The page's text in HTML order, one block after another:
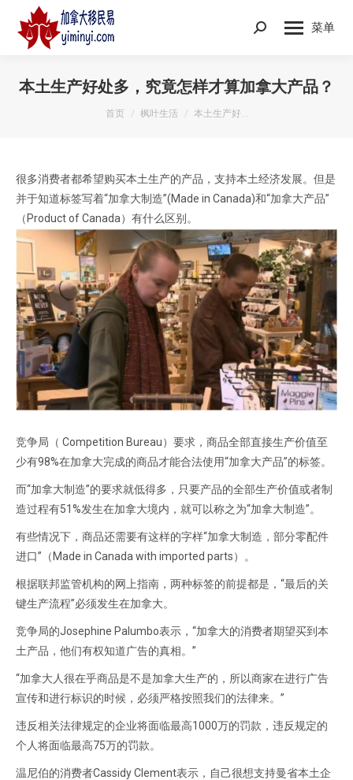
菜单
Search:
本土生产好处多，究竟怎样才算加拿大产品？
您在这里：
首页 枫叶生活 本土生产好…
很多消费者都希望购买本土生产的产品，支持本土经济发展。但是
并于知道标签写着“加拿大制造”(Made in Canada)和“加拿大产品”
（Product of Canada）有什么区别。
竞争局（ Competition Bureau）要求，商品全部直接生产价值至
少有98%在加拿大完成的商品才能合法使用“加拿大产品”的标签。
而“加拿大制造”的要求就低得多，只要产品的全部生产价值或者制
造过程有51%发生在加拿大境内，就可以称之为“加拿大制造”。
有些情况下，商品还需要有这样的字样“加拿大制造，部分零配件
进口”（Made in Canada with imported parts）。
根据联邦监管机构的网上指南，两种标签的前提都是，“最后的关
键生产流程”必须发生在加拿大。
竞争局的Josephine Palumbo表示，“加拿大的消费者期望买到本
土产品，他们有权知道广告的真相。”
“加拿大人很在乎商品是不是加拿大生产的，所以商家在进行广告
宣传和进行标识的时候，必须严格按照我们的法律来。”
违反相关法律规定的企业将面临最高1000万的罚款，违反规定的
个人将面临最高75万的罚款。
温尼伯的消费者Cassidy Clement表示，自己很想支持曼省本土企